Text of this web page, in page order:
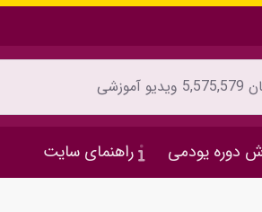
دوره یودمی راهنمای سایت